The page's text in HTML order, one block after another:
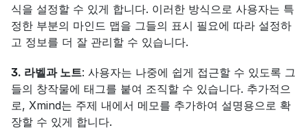
식을 설정할 수 있게 합니다. 이러한 방식으로 사용자는 특
정한 부분의 마인드 맵을 그들의 표시 필요에 따라 설정하
고 정보를 더 잘 관리할 수 있습니다.
3. 라벨과 노트: 사용자는 나중에 쉽게 접근할 수 있도록 그
들의 창작물에 태그를 붙여 조직할 수 있습니다. 추가적으
로, Xmind는 주제 내에서 메모를 추가하여 설명용으로 확
장할 수 있게 합니다.